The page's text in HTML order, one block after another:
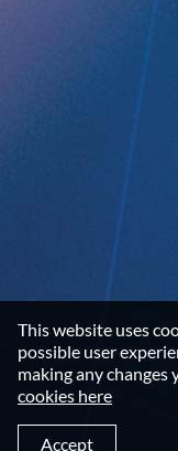
Implantica group
LinkedIn
©2026 IMPLANTICA
This website uses
possible user
making any changes
cookies here
Accept